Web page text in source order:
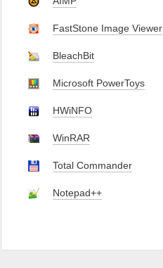
FastStone Image Viewer
BleachBit
Microsoft PowerToys
HWiNFO
WinRAR
Total Commander
Notepad++